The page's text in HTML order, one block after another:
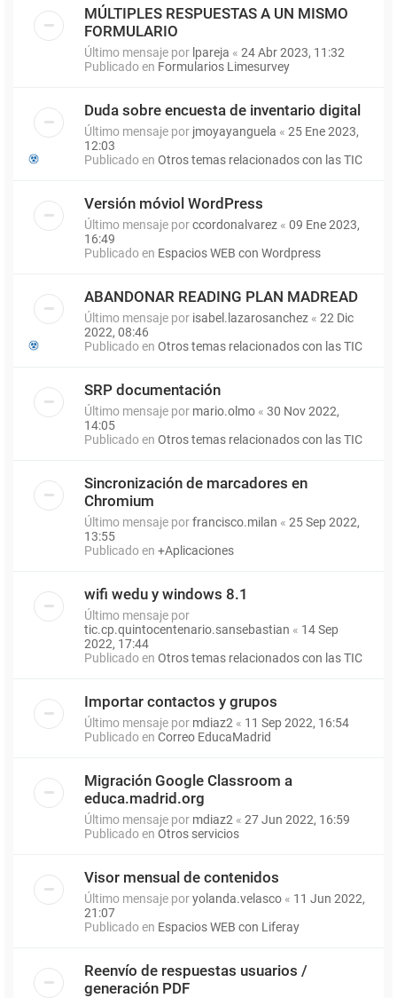
MÚLTIPLES RESPUESTAS A UN MISMO
FORMULARIO
Último mensaje por lpareja « 24 Abr 2023, 11:32
Publicado en Formularios Limesurvey
Duda sobre encuesta de inventario digital
Último mensaje por jmoyayanguela « 25 Ene 2023,
12:03
Publicado en Otros temas relacionados con las TIC
Versión móviol WordPress
Último mensaje porccordonalvarez « 09 Ene 2023,
16:49
Publicado en Espacios WEB con Wordpress
ABANDONAR READING PLAN MADREAD
Último mensaje por isabel.lazarosanchez « 22 Dic
2022, 08:46
Publicado en Otros temas relacionados con las TIC
SRP documentación
Último mensaje por mario.olmo « 30 Nov 2022,
14:05
Publicado en Otros temas relacionados con las TIC
Sincronización de marcadores en
Chromium
Último mensaje porfrancisco.milan « 25 Sep 2022,
13:55
Publicado en +Aplicaciones
wifi wedu y windows 8.1
Último mensaje por
tic.cp.quintocentenario.sansebastian « 14 Sep
2022, 17:44
Publicado en Otros temas relacionados con las TIC
Importar contactos y grupos
Último mensaje por mdiaz2 « 11 Sep 2022, 16:54
Publicado en Correo EducaMadrid
Migración Google Classroom a
educa.madrid.org
Último mensaje por mdiaz2 « 27 Jun 2022, 16:59
Publicado en Otros servicios
Visor mensual de contenidos
Último mensaje poryolanda.velasco « 11 Jun 2022,
21:07
Publicado en Espacios WEB con Liferay
Reenvío de respuestas usuarios /
generación PDF